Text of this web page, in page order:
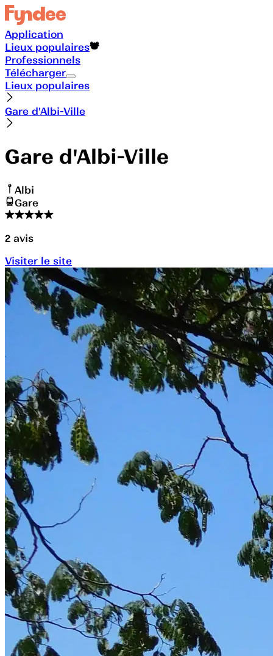
Application
Lieux populaires
Professionnels
Télécharger
Lieux populaires
Gare d'Albi-Ville
Gare d'Albi-Ville
Albi
Gare
2 avis
Visiter le site